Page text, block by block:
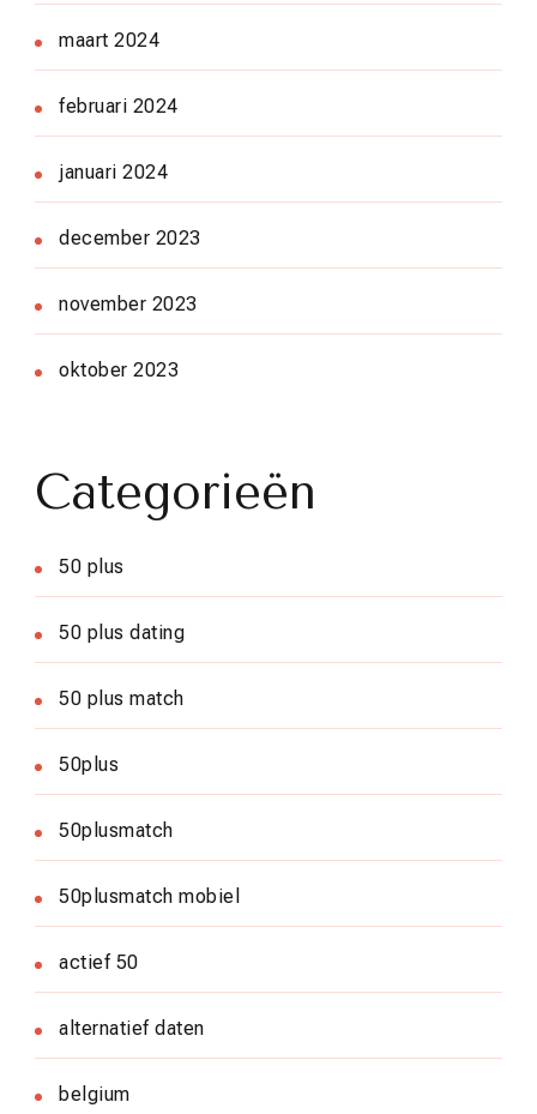
maart 2024
februari 2024
januari 2024
december 2023
november 2023
oktober 2023
Categorieën
50 plus
50 plus dating
50 plus match
50plus
50plusmatch
50plusmatch mobiel
actief 50
alternatief daten
belgium